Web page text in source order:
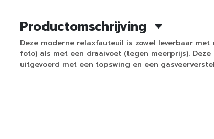
Productomschrijving
Deze moderne relaxfauteuil is zowel leverbaar
foto) als met een draaivoet (tegen meerprijs).
uitgevoerd met een topswing en een